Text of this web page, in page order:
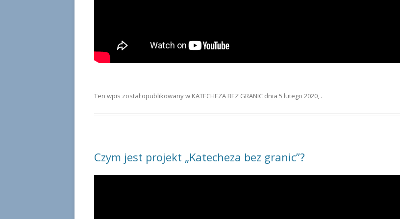
Ten wpis został opublikowany w KATECHEZA BEZ GRANIC dnia 5 lutego 2020, .
Czym jest projekt „Katecheza bez granic”?